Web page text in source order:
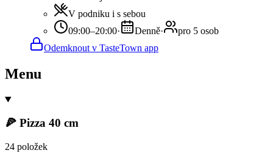
V podniku i s sebou
09:00–20:00· Denně·
pro 5 osob
Odemknout v TasteTown app
Menu
🍕 Pizza 40 cm
24 položek